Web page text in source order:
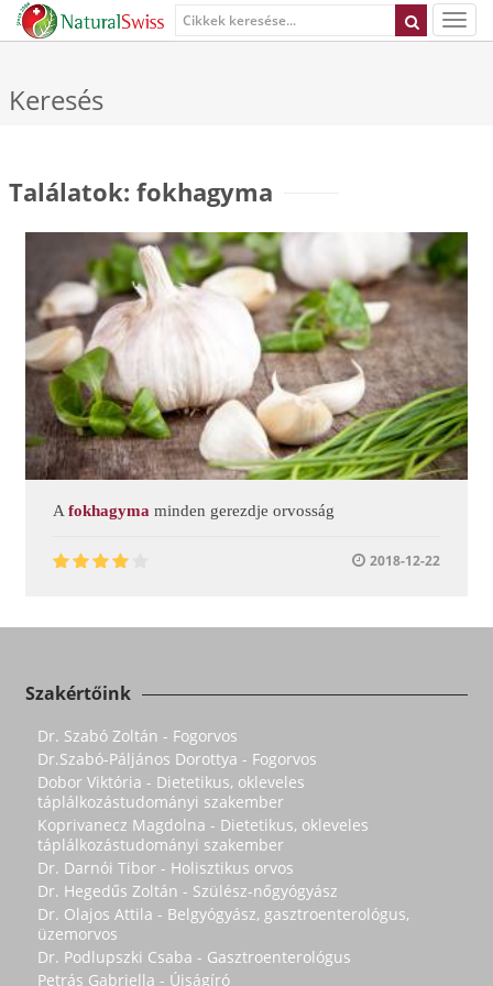
Keresés
Találatok: fokhagyma
A fokhagyma minden gerezdje orvosság
2018-12-22
Szakértőink
Dr. Szabó Zoltán - Fogorvos
Dr.Szabó-Páljános Dorottya - Fogorvos
Dobor Viktória - Dietetikus, okleveles
táplálkozástudományi szakember
Koprivanecz Magdolna - Dietetikus, okleveles
táplálkozástudományi szakember
Dr. Darnói Tibor - Holisztikus orvos
Dr. Hegedűs Zoltán - Szülész-nőgyógyász
Dr. Olajos Attila - Belgyógyász, gasztroenterológus,
üzemorvos
Dr. Podlupszki Csaba - Gasztroenterológus
Petrás Gabriella - Újságíró